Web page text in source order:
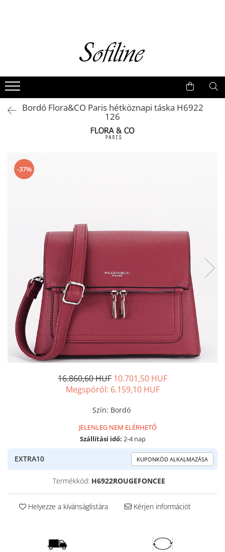
Valódi bőr
Hátizsákok
Elegáns kistáskák
Bordó Flora&CO Paris hétköznapi táska H6922
126
-37%
16.860,60 HUF 10.701,50 HUF
Megspóról: 6.159,10 HUF
Szín: Bordó
JELENLEG NEM ELÉRHETŐ
Szállítási idő: 2-4 nap
EXTRA10 KUPONKÓD ALKALMAZÁSA
Termékkód: H6922ROUGEFONCEE
Helyezze a kívánságlistára Kérjen információt